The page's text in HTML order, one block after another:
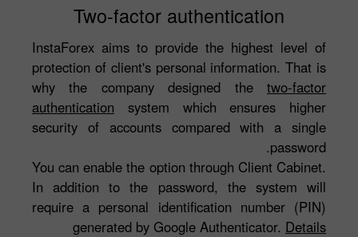
Two-factor authentication
InstaForex aims to provide the highest level of
protection of client's personal information. That is
why the company designed the two-factor
authentication system which ensures higher
security of accounts compared with a single
password.
You can enable the option through Client Cabinet.
In addition to the password, the system will
require a personal identification number (PIN)
generated by Google Authenticator. Details